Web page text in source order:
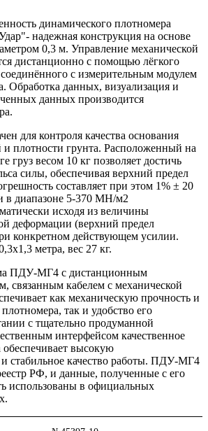
динамического плотномера
надежная конструкция на основе
0,3 м. Управление механической
дистанционно с помощью лёгкого
с измерительным модулем
Обработка данных, визуализация и
данных производится
для контроля качества основания
плотности грунта. Расположенный на
груз весом 10 кг позволяет достичь
силы, обеспечивая верхний предел
составляет при этом 1% ± 20
в диапазоне 5-370 МН/м2
исходя из величины
деформации (верхний предел
конкретном действующем усилии.
метра, вес 27 кг.
ПДУ-МГ4 с дистанционным
связанным кабелем с механической
как механическую прочность и
так и удобство его
с тщательно продуманной
интерфейсом качественное
высокую
и стабильное качество работы. ПДУ-МГ4
РФ, и данные, полученные с его
использованы в официальных